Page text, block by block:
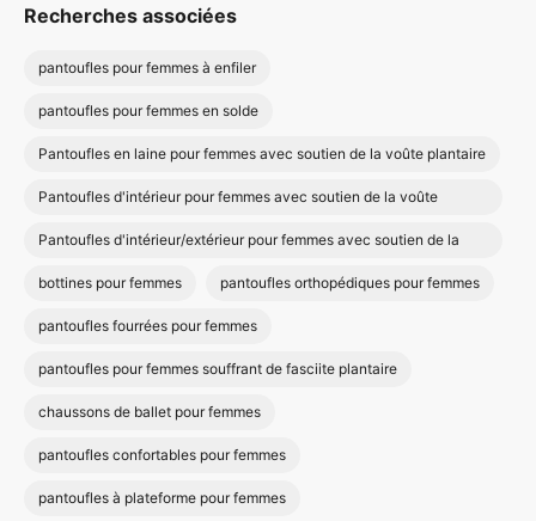
Recherches associées
pantoufles pour femmes à enfiler
pantoufles pour femmes en solde
Pantoufles en laine pour femmes avec soutien de la voûte plantaire
Pantoufles d'intérieur pour femmes avec soutien de la voûte
plantaire
Pantoufles d'intérieur/extérieur pour femmes avec soutien de la
voûte plantaire
bottines pour femmes pantoufles orthopédiques pour femmes
pantoufles fourrées pour femmes
pantoufles pour femmes souffrant de fasciite plantaire
chaussons de ballet pour femmes
pantoufles confortables pour femmes
pantoufles à plateforme pour femmes